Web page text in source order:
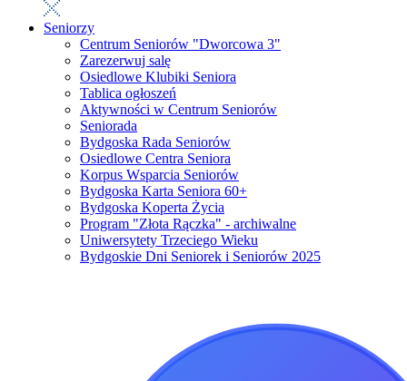
Seniorzy
Centrum Seniorów "Dworcowa 3"
Zarezerwuj salę
Osiedlowe Klubiki Seniora
Tablica ogłoszeń
Aktywności w Centrum Seniorów
Seniorada
Bydgoska Rada Seniorów
Osiedlowe Centra Seniora
Korpus Wsparcia Seniorów
Bydgoska Karta Seniora 60+
Bydgoska Koperta Życia
Program "Złota Rączka" - archiwalne
Uniwersytety Trzeciego Wieku
Bydgoskie Dni Seniorek i Seniorów 2025